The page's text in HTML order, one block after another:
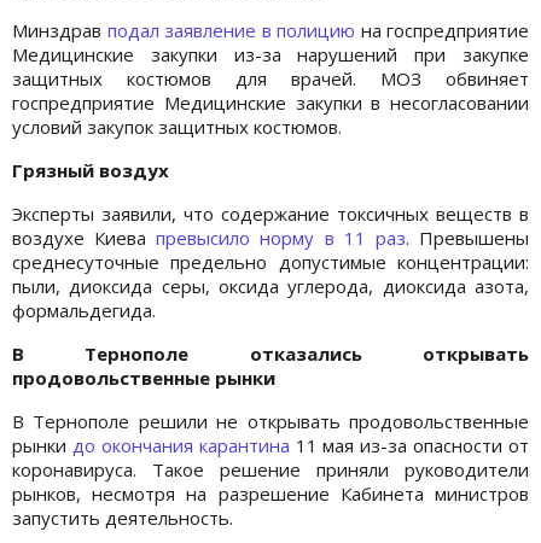
Минздрав подал заявление в полицию на госпредприятие
Медицинские закупки из-за нарушений при закупке
защитных костюмов для врачей. МОЗ обвиняет
госпредприятие Медицинские закупки в несогласовании
условий закупок защитных костюмов.
Грязный воздух
Эксперты заявили, что содержание токсичных веществ в
воздухе Киевапревысило норму в 11 раз. Превышены
среднесуточные предельно допустимые концентрации:
пыли, диоксида серы, оксида углерода, диоксида азота,
формальдегида.
В Тернополе отказались открывать
продовольственные рынки
В Тернополе решили не открывать продовольственные
рынки до окончания карантина 11 мая из-за опасности от
коронавируса. Такое решение приняли руководители
рынков, несмотря на разрешение Кабинета министров
запустить деятельность.